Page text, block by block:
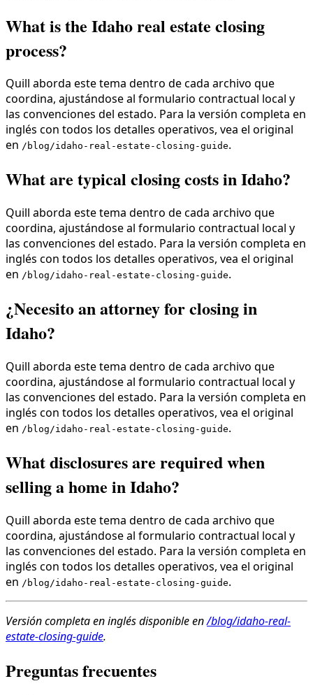
What is the Idaho real estate closing
process?
Quill aborda este tema dentro de cada archivo que
coordina, ajustándose al formulario contractual local y
las convenciones del estado. Para la versión completa en
inglés con todos los detalles operativos, vea el original
en /blog/idaho-real-estate-closing-guide.
What are typical closing costs in Idaho?
Quill aborda este tema dentro de cada archivo que
coordina, ajustándose al formulario contractual local y
las convenciones del estado. Para la versión completa en
inglés con todos los detalles operativos, vea el original
en /blog/idaho-real-estate-closing-guide.
¿Necesito an attorney for closing in
Idaho?
Quill aborda este tema dentro de cada archivo que
coordina, ajustándose al formulario contractual local y
las convenciones del estado. Para la versión completa en
inglés con todos los detalles operativos, vea el original
en /blog/idaho-real-estate-closing-guide.
What disclosures are required when
selling a home in Idaho?
Quill aborda este tema dentro de cada archivo que
coordina, ajustándose al formulario contractual local y
las convenciones del estado. Para la versión completa en
inglés con todos los detalles operativos, vea el original
en /blog/idaho-real-estate-closing-guide.
Versión completa en inglés disponible en/blog/idaho-real-
estate-closing-guide.
Preguntas frecuentes